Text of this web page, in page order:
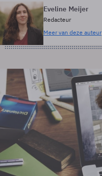
Eveline Meijer
Redacteur
Meer van deze auteur